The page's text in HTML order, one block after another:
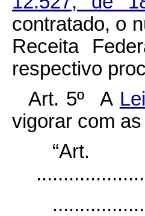
contratado, o
Receita
respectivo
Art. 5º A
vigorar com